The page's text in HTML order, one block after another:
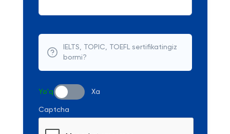
IELTS, TOPIC, TOEFL sertifikatingiz
bormi?
Yo'q Xa
Captcha